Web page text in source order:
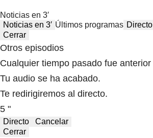
Noticias en 3′
Noticias en 3′ Últimos programas Directo
Cerrar
Otros episodios
Cualquier tiempo pasado fue anterior
Tu audio se ha acabado.
Te redirigiremos al directo.
5 "
Directo
Cancelar
Cerrar